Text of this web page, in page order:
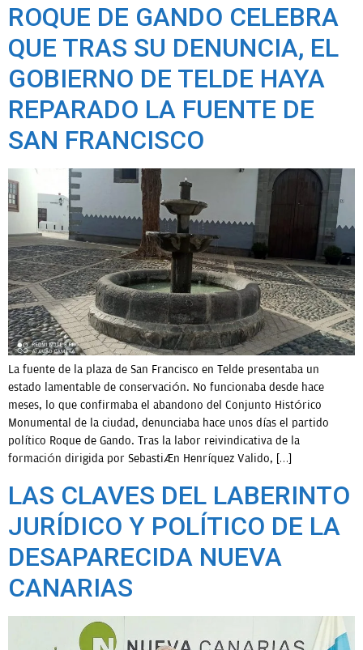
ROQUE DE GANDO CELEBRA
QUE TRAS SU DENUNCIA, EL
GOBIERNO DE TELDE HAYA
REPARADO LA FUENTE DE
SAN FRANCISCO
La fuente de la plaza de San Francisco en Telde presentaba un
estado lamentable de conservación. No funcionaba desde hace
meses, lo que confirmaba el abandono del Conjunto Histórico
Monumental de la ciudad, denunciaba hace unos días el partido
político Roque de Gando. Tras la labor reivindicativa de la
formación dirigida por Sebastián Henríquez Valido, […]
LAS CLAVES DEL LABERINTO
JURÍDICO Y POLÍTICO DE LA
DESAPARECIDA NUEVA
CANARIAS